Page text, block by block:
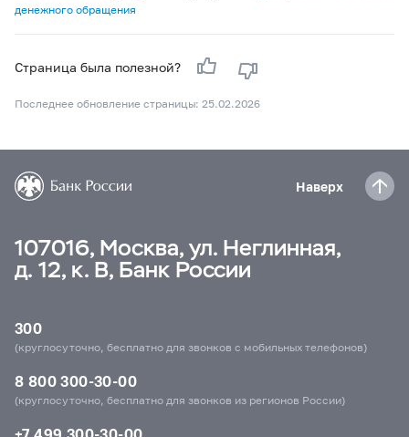
денежного обращения
Страница была полезной?
Последнее обновление страницы: 25.02.2026
Наверх
107016, Москва, ул. Неглинная,
д. 12, к. В, Банк России
300
(круглосуточно, бесплатно для звонков с мобильных телефонов)
8 800 300-30-00
(круглосуточно, бесплатно для звонков из регионов России)